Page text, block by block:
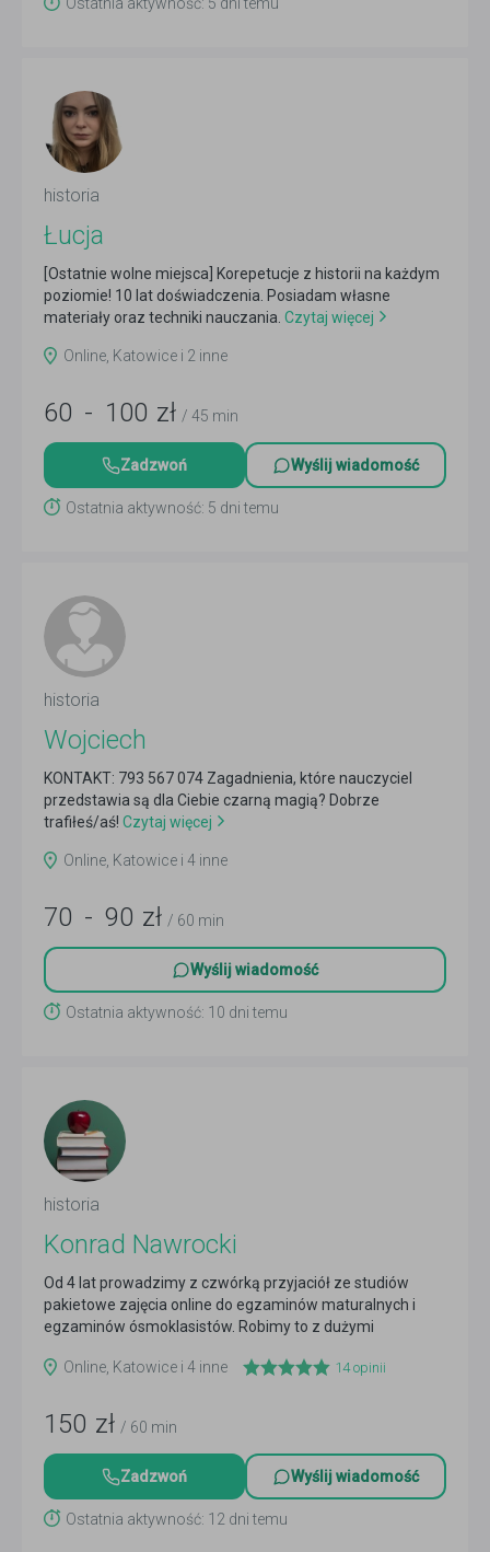
Ostatnia aktywność: 5 dni temu
historia
Łucja
[Ostatnie wolne miejsca] Korepetucje z historii na każdym
poziomie! 10 lat doświadczenia. Posiadam własne
materiały oraz techniki nauczania. Czytaj więcej
Online, Katowice i 2 inne
60 - 100 zł / 45 min
Zadzwoń Wyślij wiadomość
Ostatnia aktywność: 5 dni temu
historia
Wojciech
KONTAKT: 793 567 074 Zagadnienia, które nauczyciel
przedstawia są dla Ciebie czarną magią? Dobrze
trafiłeś/aś! Czytaj więcej
Online, Katowice i 4 inne
70 - 90 zł / 60 min
Wyślij wiadomość
Ostatnia aktywność: 10 dni temu
historia
Konrad Nawrocki
Od 4 lat prowadzimy z czwórką przyjaciół ze studiów
pakietowe zajęcia online do egzaminów maturalnych i
egzaminów ósmoklasistów. Robimy to z dużymi
Online, Katowice i 4 inne
14opinii
150 zł / 60 min
Zadzwoń Wyślij wiadomość
Ostatnia aktywność: 12 dni temu